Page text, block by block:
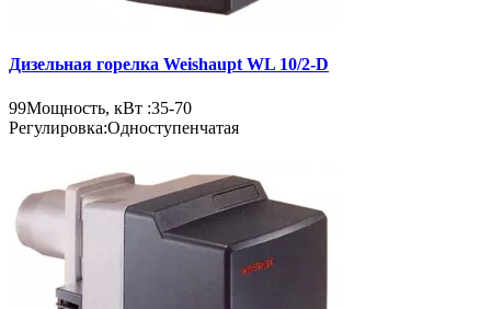
Дизельная горелка Weishaupt WL 10/2-D
99Мощность, кВт :35-70
Регулировка:Одноступенчатая